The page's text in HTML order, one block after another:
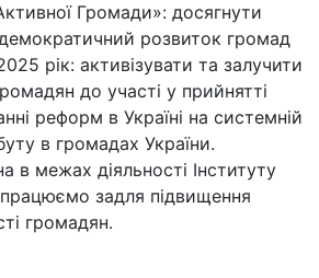
Громади»: досягнути
розвиток громад
рік: активізувати та залучити
до участі у прийнятті
реформ в Україні на системній
в громадах України.
в межах діяльності Інституту
задля підвищення
громадян.